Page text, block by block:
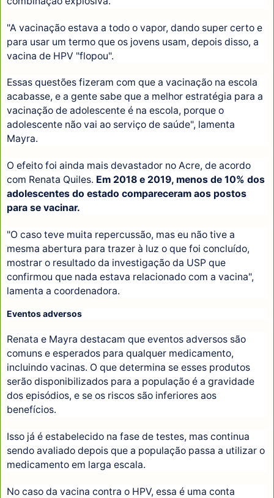
"A vacinação estava a todo o vapor, dando super certo e
para usar um termo que os jovens usam, depois disso, a
vacina de HPV "flopou".
Essas questões fizeram com que a vacinação na escola
acabasse, e a gente sabe que a melhor estratégia para a
vacinação de adolescente é na escola, porque o
adolescente não vai ao serviço de saúde", lamenta
Mayra.
O efeito foi ainda mais devastador no Acre, de acordo
com Renata Quiles. Em 2018 e 2019, menos de 10% dos
adolescentes do estado compareceram aos postos
para se vacinar.
"O caso teve muita repercussão, mas eu não tive a
mesma abertura para trazer à luz o que foi concluído,
mostrar o resultado da investigação da USP que
confirmou que nada estava relacionado com a vacina",
lamenta a coordenadora.
Eventos adversos
Renata e Mayra destacam que eventos adversos são
comuns e esperados para qualquer medicamento,
incluindo vacinas. O que determina se esses produtos
serão disponibilizados para a população é a gravidade
dos episódios, e se os riscos são inferiores aos
benefícios.
Isso já é estabelecido na fase de testes, mas continua
sendo avaliado depois que a população passa a utilizar o
medicamento em larga escala.
No caso da vacina contra o HPV, essa é uma conta